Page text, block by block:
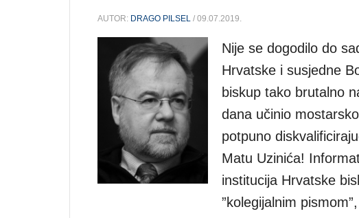
AUTOR: DRAGO PILSEL / 09.07.2019.
Nije se dogodilo do
Hrvatske i susjedne
biskup tako brutalno
dana učinio
potpuno
Matu Uzinića!
institucija Hrvatske
”kolegijalnim